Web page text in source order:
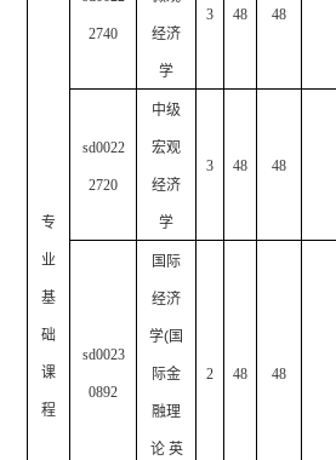
专
业
基
础
课
程
2740 经济
学
3 48 48
sd0022
2720
中级
宏观
经济
学
3 48 48
sd0023
0892
国际
经济
学(国
际金
融理
论 英
2 48 48